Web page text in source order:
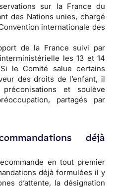
sur la France du
des Nations unies, chargé
internationale des
de la France suivi par
les 13 et 14
le Comité salue certains
des droits de l’enfant, il
et soulève
partagés par
déjà
en tout premier
déjà formulées il y
d’attente, la désignation